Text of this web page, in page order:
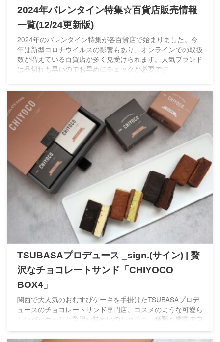
2024年バレンタイン特集☆百貨店販売情報
一覧(12/24更新版)
2024年のバレンタイン特集が各百貨店で始まりました。今
年は新型コロナウイルスの影響もあり、オンラインでの取扱
数が増えている百貨店が多く見受けられます。人気ブランド
は品切れも早いのでお早めにチェックが必要です
TSUBASAプロデュース _sign.(サイン) | 贅
沢なチョコレートサンド「CHIYOCO
BOX4」
関西で大人気のおむすびケーキを手掛けたTSUBASAプロデ
ュースのチョコレートサンド専門店。コスメのような可愛ら
しいパッケージと贅沢な味わいのショコラ。種類も豊富で自